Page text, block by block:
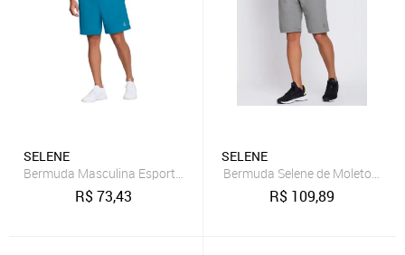
SELENE
Bermuda Masculina Esportiva Selene
R$73,43
SELENE
Bermuda Selene de Moletom
R$ 109,89